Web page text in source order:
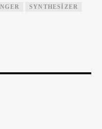
SYNTHESIZER